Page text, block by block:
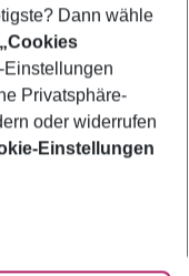
Dann wähle
„Cookies
Privatsphäre-
oder widerrufen
Einstellungen